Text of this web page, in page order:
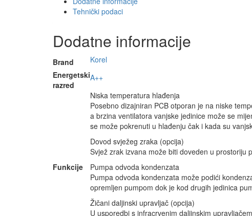
Tehnički podaci
Dodatne informacije
Brand
Korel
Energetski
razred
A++
Funkcije
Niska temperatura hlađenja
Posebno dizajniran PCB otporan je na niske
a brzina ventilatora vanjske jedinice može se
se može pokrenuti u hlađenju čak i kada su
Dovod svježeg zraka (opcija)
Svjež zrak izvana može biti doveden u prostoriju
Pumpa odvoda kondenzata
Pumpa odvoda kondenzata može podići
opremljen pumpom dok je kod drugih jedinica
Žičani daljinski upravljač (opcija)
U usporedbi s infracrvenim daljinskim